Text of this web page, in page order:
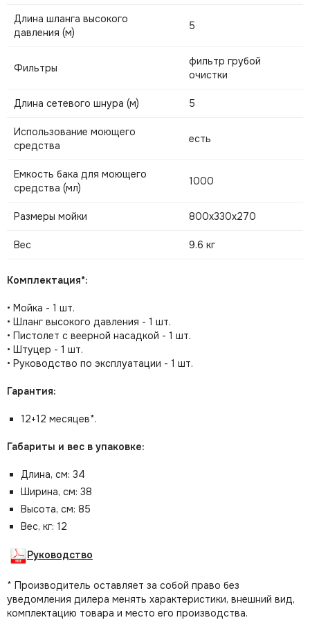
Длина шланга высокого
давления (м)
5
Фильтры
фильтр грубой
очистки
Длина сетевого шнура (м) 5
Использование моющего
средства
есть
Емкость бака для моющего
средства (мл)
1000
Размеры мойки 800х330х270
Вес 9.6 кг
Комплектация*:
• Мойка - 1 шт.
• Шланг высокого давления - 1 шт.
• Пистолет с веерной насадкой - 1 шт.
• Штуцер - 1 шт.
• Руководство по эксплуатации - 1 шт.
Гарантия:
12+12 месяцев*.
Габариты и вес в упаковке:
Длина, см: 34
Ширина, см: 38
Высота, см: 85
Вес, кг: 12
Руководство
* Производитель оставляет за собой право без
уведомления дилера менять характеристики, внешний вид,
комплектацию товара и место его производства.